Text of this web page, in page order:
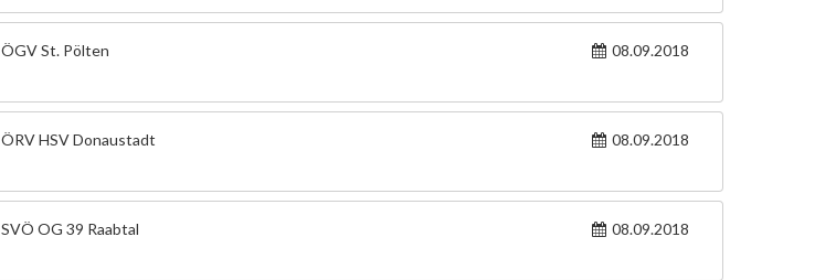
ÖGV St. Pölten 08.09.2018
ÖRV HSV Donaustadt 08.09.2018
SVÖ OG 39 Raabtal 08.09.2018